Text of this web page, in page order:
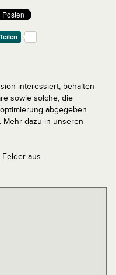
interessiert, behalten
sowie solche, die
abgegeben
dazu in unseren
aus.